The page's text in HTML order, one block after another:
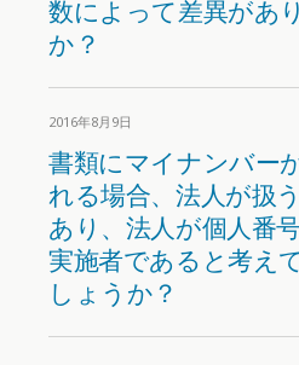
数によって差異があ
か？
2016年8月9日
書類にマイナンバー
れる場合、法人が扱
あり、法人が個人番
実施者であると考え
しょうか？